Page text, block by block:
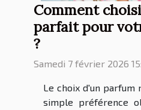
Comment
parfait pour
?
Samedi 7 février 2026
Le choix d'un parfum
simple préférence